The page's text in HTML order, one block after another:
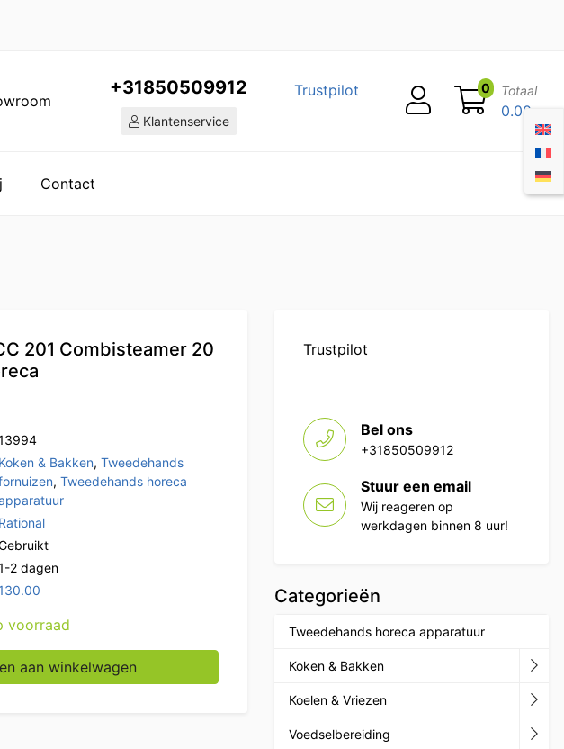
+31850509912
Klantenservice
Trustpilot 0 Totaal
0.00
Contact
201 Combisteamer 20
Koken & Bakken, Tweedehands
, Tweedehands horeca
Rational
2 dagen
130.00
voorraad
Combisteamer 20 x 1/1 GN 400V Horeca aantal
aan winkelwagen
Trustpilot
Bel ons
+31850509912
Stuur een email
Wij reageren op
werkdagen binnen 8 uur!
Categorieën
Tweedehands horeca apparatuur
Koken & Bakken
Koelen & Vriezen
Voedselbereiding